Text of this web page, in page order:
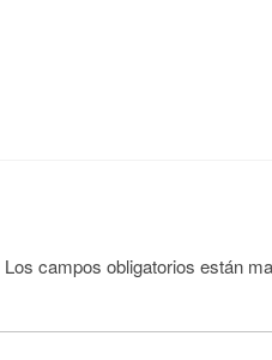
Los campos obligatorios están